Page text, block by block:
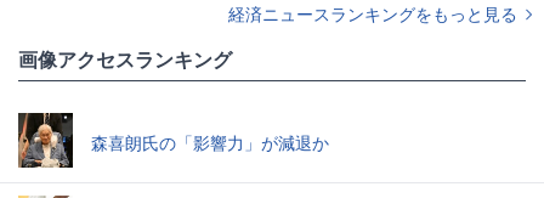
経済ニュースランキングをもっと見る
画像アクセスランキング
森喜朗氏の「影響力」が減退か